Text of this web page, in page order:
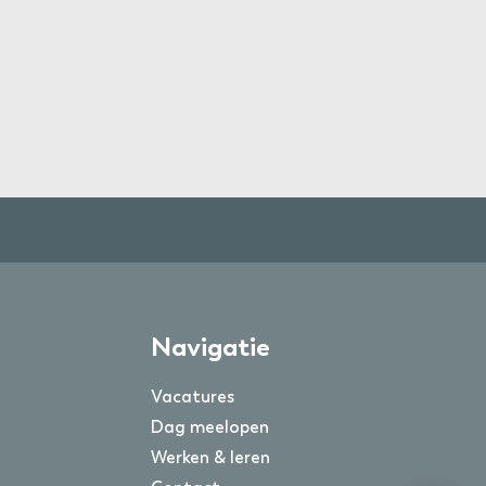
Navigatie
Vacatures
Dag meelopen
Werken & leren